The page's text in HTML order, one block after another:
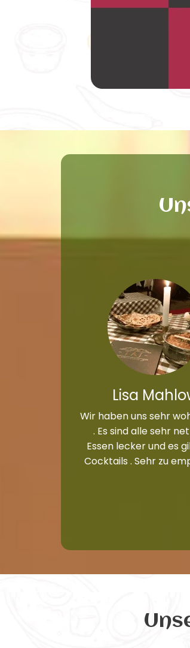
Lisa
Wir haben uns sehr
. Es sind alle sehr
Essen lecker und es
Cocktails . Sehr zu